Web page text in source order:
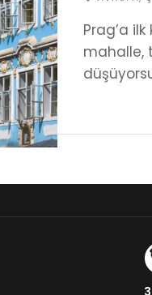
Prag’a
mahalle,